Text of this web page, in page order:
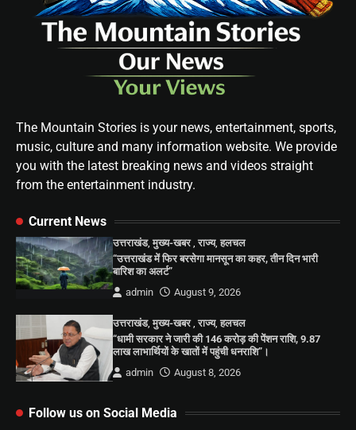
The Mountain Stories is your news, entertainment, sports,
music, culture and many information website. We provide
you with the latest breaking news and videos straight
from the entertainment industry.
Current News
उत्तराखंड,मुख्य-खबर,राज्य,हलचल
“उत्तराखंड में फिर बरसेगा मानसून का कहर, तीन दिन भारी
बारिश का अलर्ट”
admin
August 9, 2026
उत्तराखंड,मुख्य-खबर,राज्य,हलचल
“धामी सरकार ने जारी की 146 करोड़ की पेंशन राशि, 9.87
लाख लाभार्थियों के खातों में पहुंची धनराशि”।
admin
August 8, 2026
Follow us on Social Media